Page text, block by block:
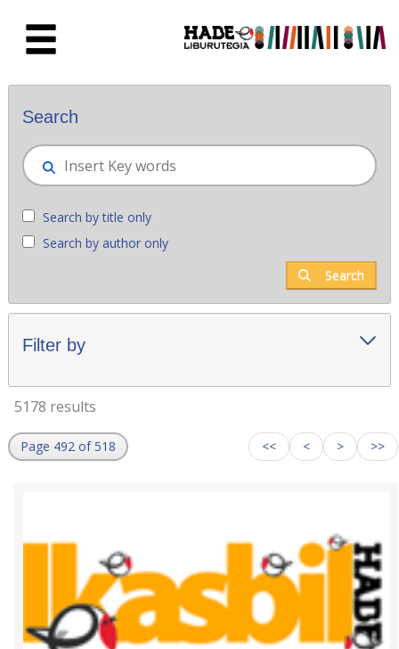
New books - Liburutegia
Search
Search by title only
Search by author only
Search
Filter by
5178 results
Page 492 of 518 << < > >>